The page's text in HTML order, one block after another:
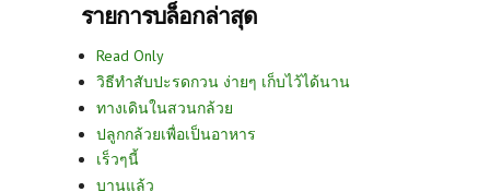
รายการบล็อกล่าสุด
Read Only
วิธีทำสับปะรดกวน ง่ายๆ เก็บไว้ได้นาน
ทางเดินในสวนกล้วย
ปลูกกล้วยเพื่อเป็นอาหาร
เร็วๆนี้
บานแล้ว